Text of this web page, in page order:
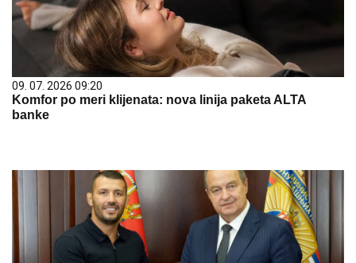
09. 07. 2026 09:20
Komfor po meri klijenata: nova linija paketa ALTA
banke